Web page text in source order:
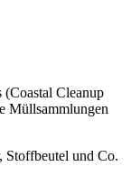
(Coastal Cleanup
Müllsammlungen
Stoffbeutel und Co.